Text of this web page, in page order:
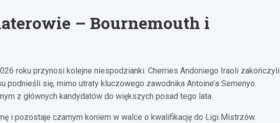
– Bournemouth i
roku przynosi kolejne niespodzianki. Cherries Andoniego Iraoli zakończyli
podnieśli się, mimo utraty kluczowego zawodnika Antoine’a Semenyo.
z głównych kandydatów do większych posad tego lata.
i pozostaje czarnym koniem w walce o kwalifikację do Ligi Mistrzów.